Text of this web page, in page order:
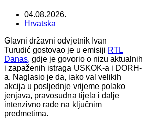
04.08.2026.
Hrvatska
Glavni državni odvjetnik Ivan
Turudić gostovao je u emisiji RTL
Danas, gdje je govorio o nizu aktualnih
i zapaženih istraga USKOK-a i DORH-
a. Naglasio je da, iako val velikih
akcija u posljednje vrijeme polako
jenjava, pravosudna tijela i dalje
intenzivno rade na ključnim
predmetima.